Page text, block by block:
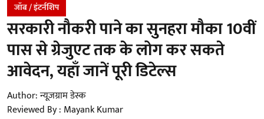
जॉब / इंटर्नशिप
सरकारी नौकरी पाने का सुनहरा मौका 10वीं
पास से ग्रेजुएट तक के लोग कर सकते
आवेदन, यहाँ जानें पूरी डिटेल्स
Author:न्यूज़ग्राम डेस्क
Reviewed By : Mayank Kumar